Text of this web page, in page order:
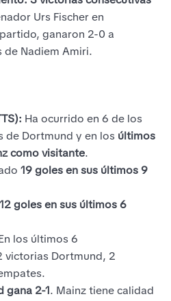
Urs Fischer en
ganaron 2-0 a
Nadiem Amiri.
Ha ocurrido en 6 de los
de Dortmund y en los últimos
como visitante.
19 goles en sus últimos 9
12 goles en sus últimos 6
los últimos 6
victorias Dortmund, 2
gana 2-1. Mainz tiene calidad